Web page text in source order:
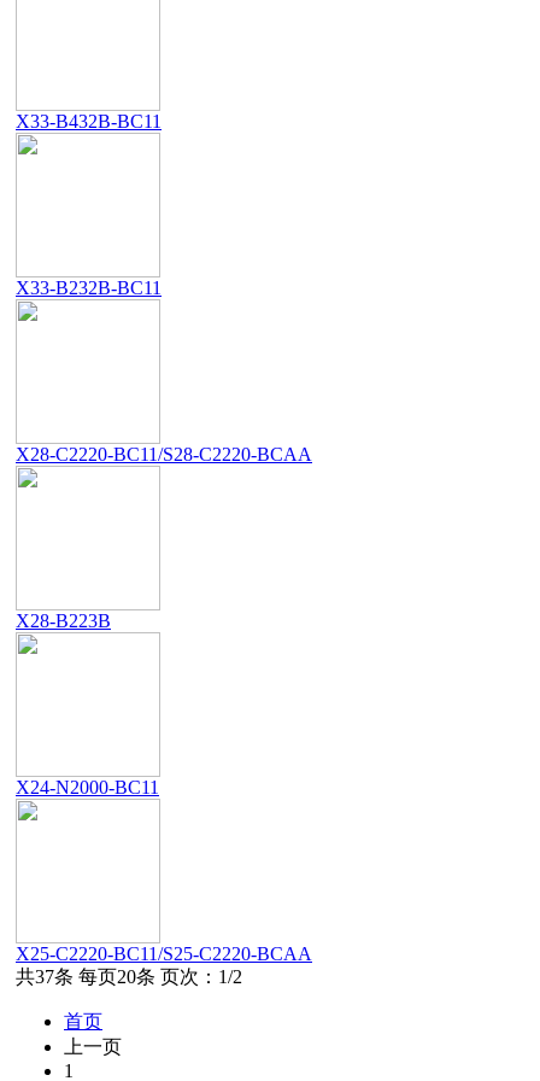
X33-B432B-BC11
X33-B232B-BC11
X28-C2220-BC11/S28-C2220-BCAA
X28-B223B
X24-N2000-BC11
X25-C2220-BC11/S25-C2220-BCAA
共37条 每页20条 页次：1/2
首页
上一页
1